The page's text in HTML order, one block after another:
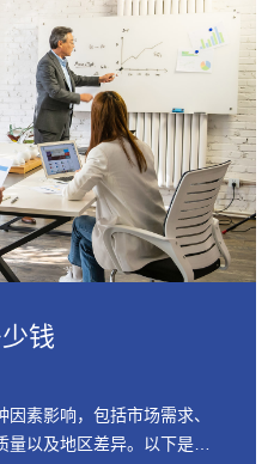
钱
素影响，包括市场需求、
以及地区差异。以下是关